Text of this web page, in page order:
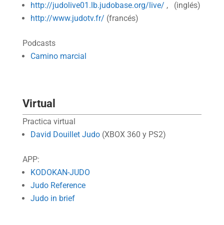
http://judolive01.lb.judobase.org/live/ , (inglés)
http://www.judotv.fr/ (francés)
Podcasts
Camino marcial
Virtual
Practica virtual
David Douillet Judo(XBOX 360 y PS2)
APP:
KODOKAN-JUDO
Judo Reference
Judo in brief